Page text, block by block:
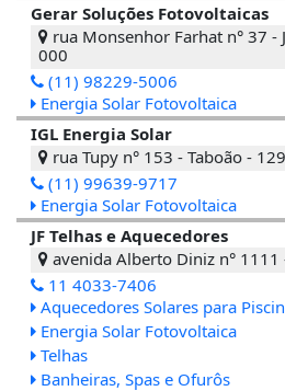
Gerar Soluções Fotovoltaicas
rua Monsenhor Farhat n° 37 -
000
(11) 98229-5006
Energia Solar Fotovoltaica
IGL Energia Solar
rua Tupy n° 153 - Taboão -
(11) 99639-9717
Energia Solar Fotovoltaica
JF Telhas e Aquecedores
avenida Alberto Diniz n° 1111
11 4033-7406
Aquecedores Solares para
Energia Solar Fotovoltaica
Telhas
Banheiras, Spas e Ofurôs